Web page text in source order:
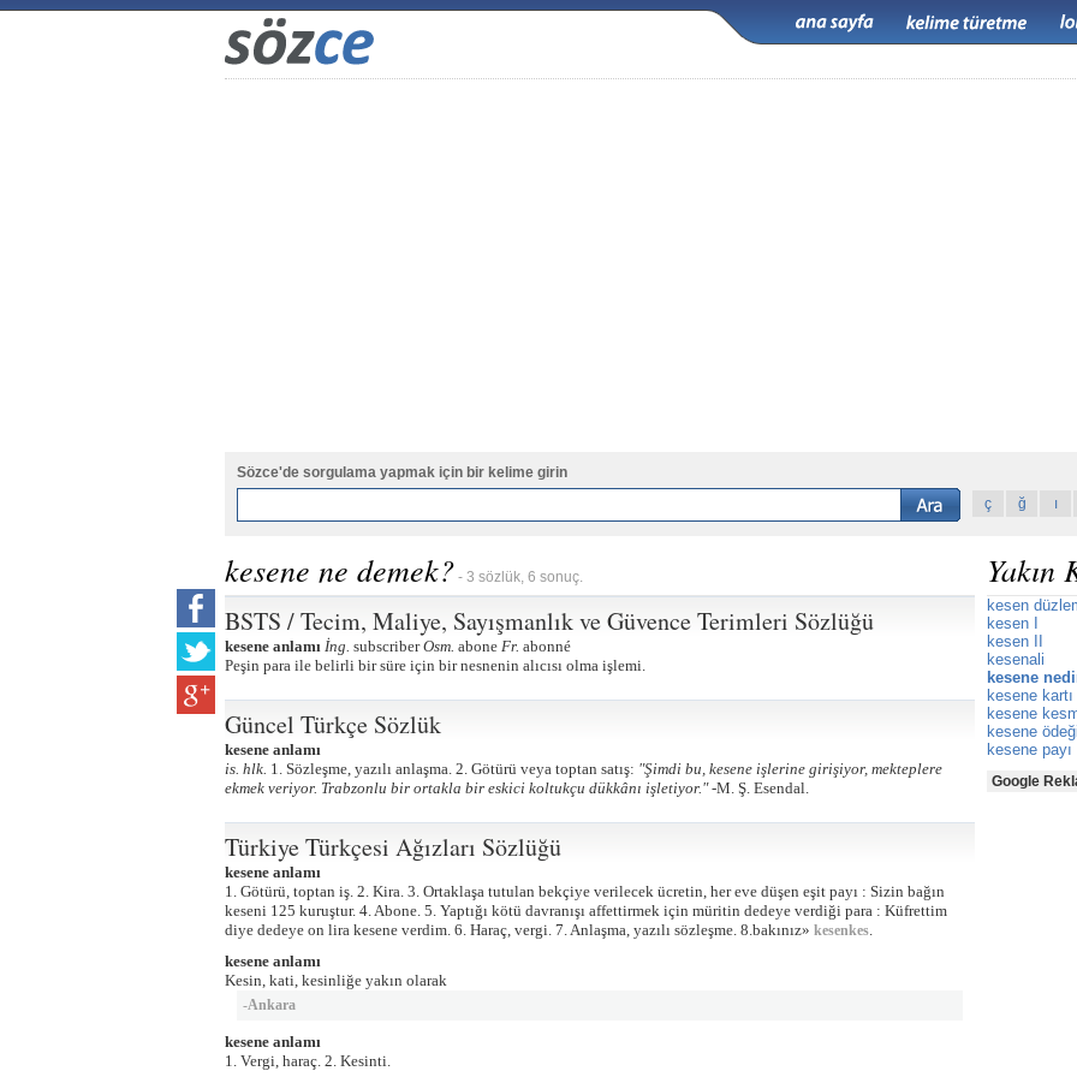
Sözce'de sorgulama yapmak için bir kelime girin
ç
ğ ı
kesene ne demek? - 3 sözlük, 6 sonuç.
BSTS / Tecim, Maliye, Sayışmanlık ve Güvence Terimleri Sözlüğü
kesene anlamı İng. subscriberOsm. abone Fr. abonné
Peşin para ile belirli bir süre için bir nesnenin alıcısı olma işlemi.
Güncel Türkçe Sözlük
kesene anlamı
is. hlk. 1. Sözleşme, yazılı anlaşma. 2. Götürü veya toptan satış: "Şimdi bu, kesene işlerine girişiyor, mekteplere
ekmek veriyor. Trabzonlu bir ortakla bir eskici koltukçu dükkânı işletiyor." -M. Ş. Esendal.
Türkiye Türkçesi Ağızları Sözlüğü
kesene anlamı
1. Götürü, toptan iş. 2. Kira. 3. Ortaklaşa tutulan bekçiye verilecek ücretin, her eve düşen eşit payı : Sizin bağın
keseni 125 kuruştur. 4. Abone. 5. Yaptığı kötü davranışı affettirmek için müritin dedeye verdiği para : Küfrettim
diye dedeye on lira kesene verdim. 6. Haraç, vergi. 7. Anlaşma, yazılı sözleşme. 8.bakınız» kesenkes.
kesene anlamı
Kesin, kati, kesinliğe yakın olarak
-Ankara
kesene anlamı
1. Vergi, haraç. 2. Kesinti.
Yakın
kesen
kesen I
kesen II
kesenali
kesene
kesene kartı
kesene
kesene ödeği
kesene payı
Google